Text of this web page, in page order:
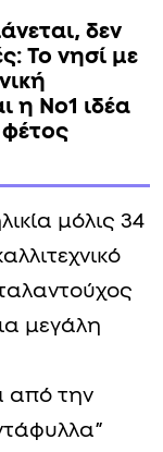
δεν
Το νησί με
η No1 ιδέα
φέτος
μόλις 34
μεγάλη
από την